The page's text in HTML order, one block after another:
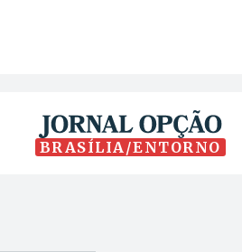
BRASÍLIA/ENTORNO